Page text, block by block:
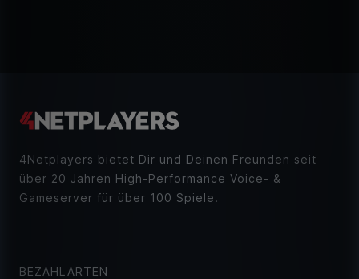
4Netplayers bietet Dir und Deinen Freunden seit
über 20 Jahren High-Performance Voice- &
Gameserver für über 100 Spiele.
BEZAHLARTEN